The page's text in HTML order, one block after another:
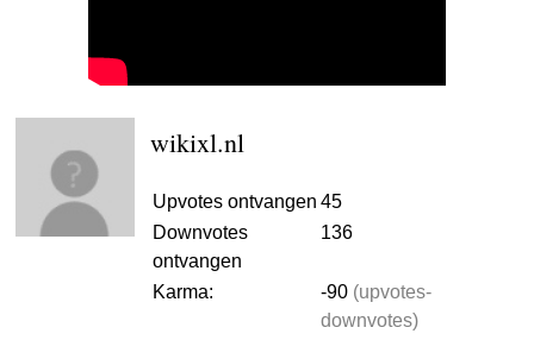
wikixl.nl
Upvotes ontvangen 45
Downvotes
ontvangen
136
Karma: -90 (upvotes-
downvotes)